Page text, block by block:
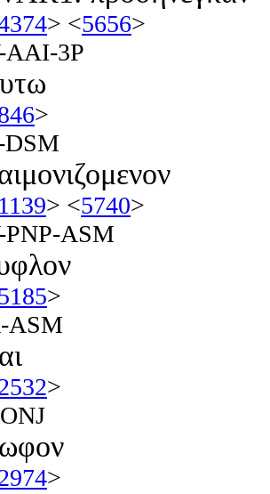
> <5656>
AAI-3P
>
DSM
1139> <5740>
PNP-ASM
>
ASM
>
>